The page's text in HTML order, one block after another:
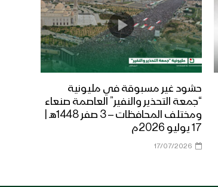
حشود غير مسبوقة في مليونية
“جمعة التحذير والنفير” العاصمة صنعاء
ومختلف المحافظات – 3 صفر 1448هـ |
17 يوليو 2026م
17/07/2026